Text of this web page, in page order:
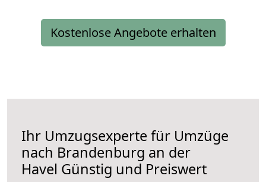
Kostenlose Angebote erhalten
Ihr Umzugsexperte für Umzüge
nach Brandenburg an der
Havel Günstig und Preiswert